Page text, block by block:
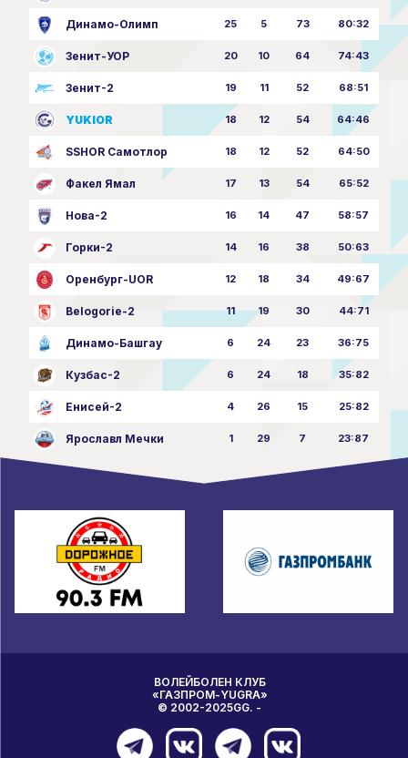
Динамо-Олимп 25 5 73 80:32
Зенит-УОР 20 10 64 74:43
Зенит-2 19 11 52 68:51
YUKIOR 18 12 54 64:46
SSHOR Самотлор 18 12 52 64:50
Факел Ямал 17 13 54 65:52
Нова-2 16 14 47 58:57
Горки-2 14 16 38 50:63
Оренбург-UOR 12 18 34 49:67
Belogorie-2 11 19 30 44:71
Динамо-Башгау 6 24 23 36:75
Кузбас-2 6 24 18 35:82
Енисей-2 4 26 15 25:82
Ярославл Мечки 1 29 7 23:87
ВОЛЕЙБОЛЕН КЛУБ
«ГАЗПРОМ-YUGRA»
© 2002-2025GG. -